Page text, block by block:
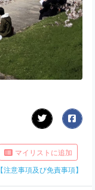
マイリストに追加
【注意事項及び免責事項】